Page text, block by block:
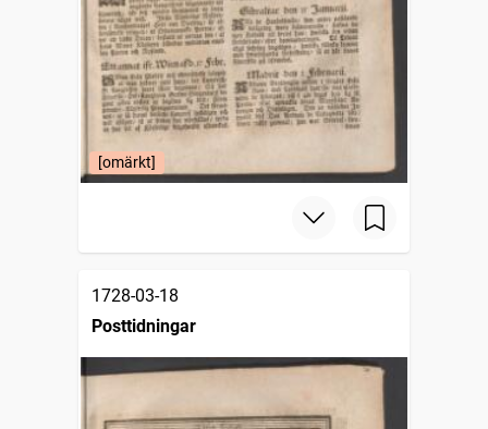
[omärkt]
1728-03-18
Posttidningar